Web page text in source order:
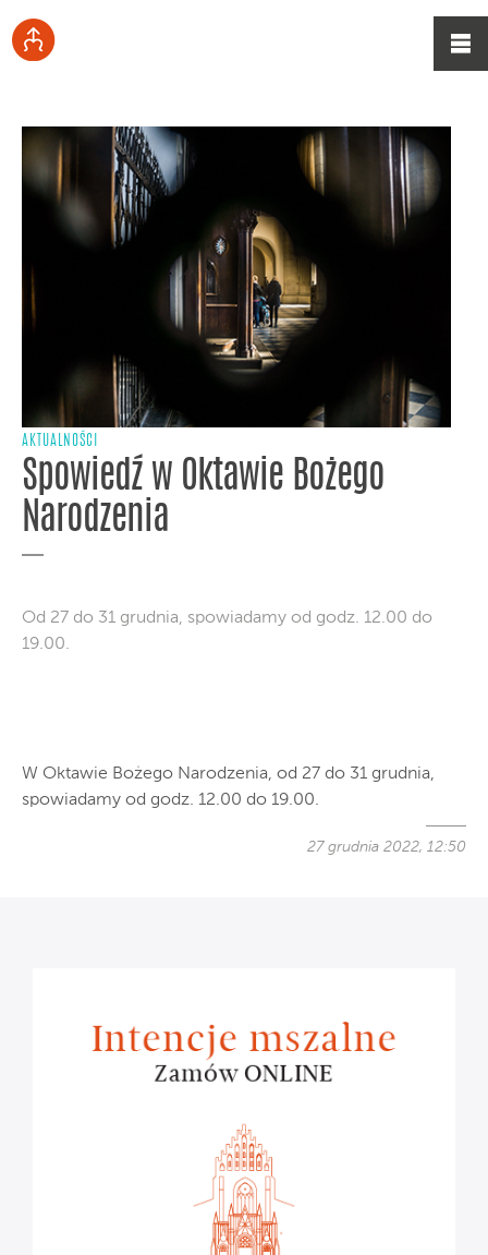
AKTUALNOŚCI
Spowiedź w Oktawie Bożego
Narodzenia
Od 27 do 31 grudnia, spowiadamy od godz. 12.00 do
19.00.
W Oktawie Bożego Narodzenia, od 27 do 31 grudnia,
spowiadamy od godz. 12.00 do 19.00.
27 grudnia 2022, 12:50